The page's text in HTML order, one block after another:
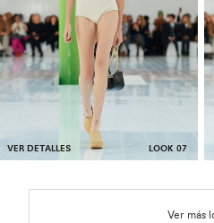
VER DETALLES LOOK 07
Ver más